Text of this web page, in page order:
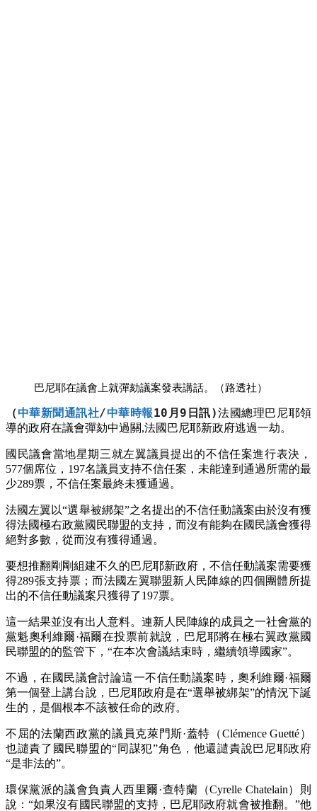
巴尼耶在議會上就彈劾議案發表講話。（路透社）
（中華新聞通訊社/中華時報10月9 日訊)法國總理巴尼耶領
導的政府在議會彈劾中過關,法國巴尼耶新政府逃過一劫。
國民議會當地星期三就左翼議員提出的不信任案進行表決，
577個席位，197名議員支持不信任案，未能達到通過所需的最
少289票，不信任案最終未獲通過。
法國左翼以“選舉被綁架”之名提出的不信任動議案由於沒有獲
得法國極右政黨國民聯盟的支持，而沒有能夠在國民議會獲得
絕對多數，從而沒有獲得通過。
要想推翻剛剛組建不久的巴尼耶新政府，不信任動議案需要獲
得289張支持票；而法國左翼聯盟新人民陣線的四個團體所提
出的不信任動議案只獲得了197票。
這一結果並沒有出人意料。連新人民陣線的成員之一社會黨的
黨魁奧利維爾·福爾在投票前就說，巴尼耶將在極右翼政黨國
民聯盟的的監管下，“在本次會議結束時，繼續領導國家”。
不過，在國民議會討論這一不信任動議案時，奧利維爾·福爾
第一個登上講台說，巴尼耶政府是在“選舉被綁架”的情況下誕
生的，是個根本不該被任命的政府。
不屈的法蘭西政黨的議員克萊門斯·蓋特（Clémence Guetté）
也譴責了國民聯盟的“同謀犯”角色，他還譴責說巴尼耶政府
“是非法的”。
環保黨派的議會負責人西里爾·查特蘭（Cyrelle Chatelain）則
說：“如果沒有國民聯盟的支持，巴尼耶政府就會被推翻。”他